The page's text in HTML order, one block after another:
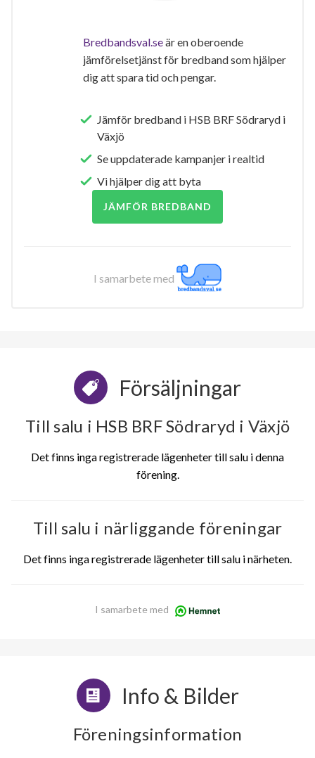
Bredbandsval.seär en oberoende
jämförelsetjänst för bredband som hjälper
dig att spara tid och pengar.
Jämför bredband i HSB BRF Södraryd i
Växjö
Se uppdaterade kampanjer i realtid
Vi hjälper dig att byta
JÄMFÖR BREDBAND
I samarbete med
Försäljningar
Till salu i HSB BRF Södraryd i Växjö
Det finns inga registrerade lägenheter till salu i denna
förening.
Till salu i närliggande föreningar
Det finns inga registrerade lägenheter till salu i närheten.
I samarbete med
Info & Bilder
Föreningsinformation